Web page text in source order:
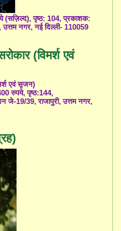
पृष्ठ: 104, प्रकाशक:
नगर, नई दिल्ली- 110059
(विमर्श एवं
रुपये, पृष्ठ:144,
19/39, राजापुरी, उत्तम नगर,